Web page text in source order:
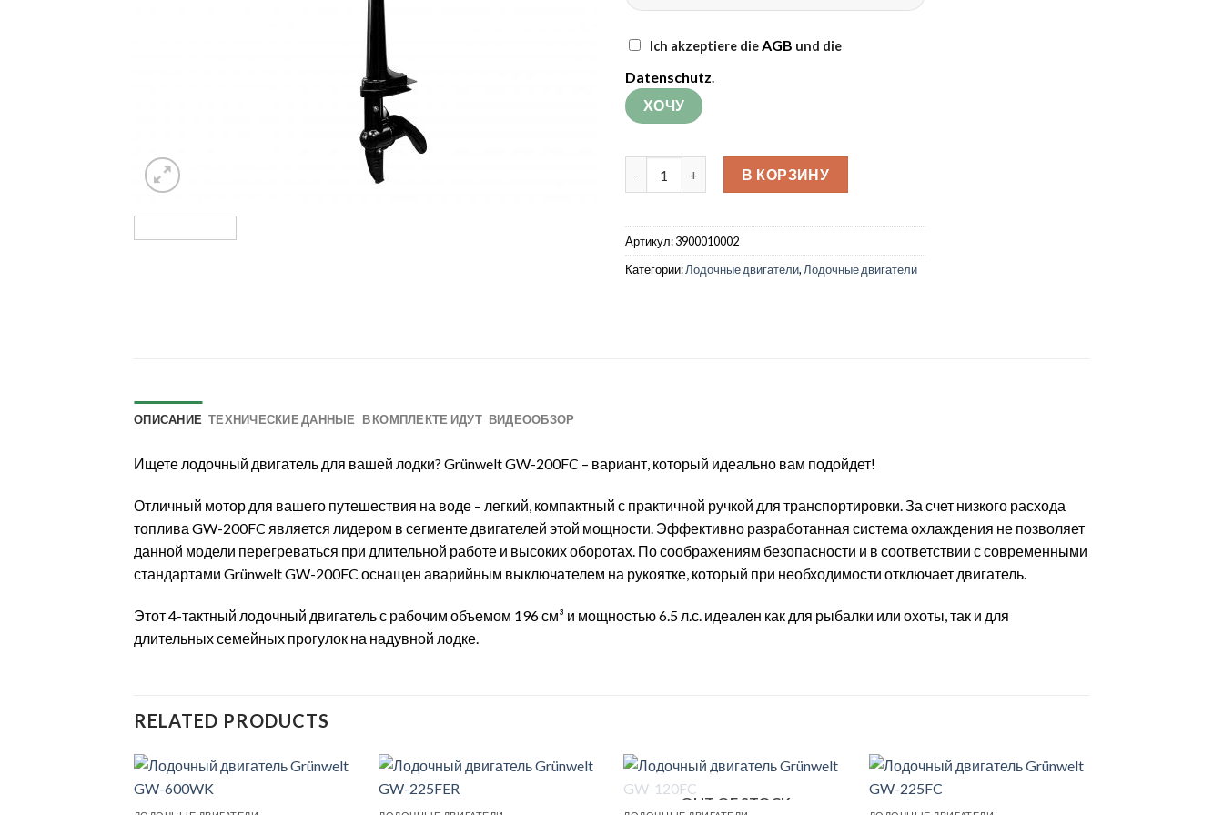
Ich akzeptiere dieAGB und die
Datenschutz.
Количество товара Лодочный двигатель Grünwelt GW-200FC
В КОРЗИНУ
Артикул:3900010002
Категории:Лодочные двигатели,Лодочные двигатели
ОПИСАНИЕ ТЕХНИЧЕСКИЕ ДАННЫЕ В КОМПЛЕКТЕ ИДУТ ВИДЕООБЗОР
Ищете лодочный двигатель для вашей лодки? Grünwelt GW-200FC – вариант, который идеально вам подойдет!
Отличный мотор для вашего путешествия на воде – легкий, компактный с практичной ручкой для транспортировки. За счет низкого расхода
топлива GW-200FC является лидером в сегменте двигателей этой мощности. Эффективно разработанная система охлаждения не позволяет
данной модели перегреваться при длительной работе и высоких оборотах. По соображениям безопасности и в соответствии с современными
стандартами Grünwelt GW-200FC оснащен аварийным выключателем на рукоятке, который при необходимости отключает двигатель.
Этот 4-тактный лодочный двигатель с рабочим объемом 196 см³ и мощностью 6.5 л.с. идеален как для рыбалки или охоты, так и для
длительных семейных прогулок на надувной лодке.
RELATED PRODUCTS
OUT OF STOCK